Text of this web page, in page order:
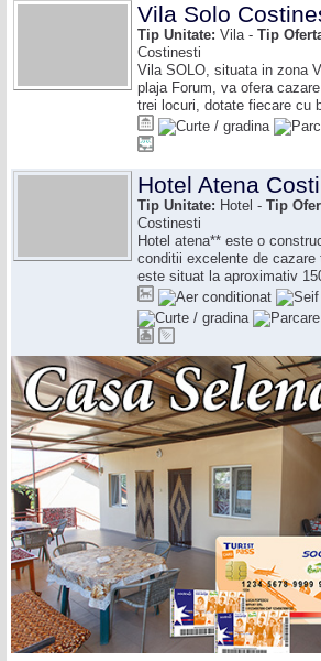
Vila Solo
Tip Unitate: Vila - Tip
Costinesti
Vila SOLO, situata in zona
plaja Forum, va ofera
trei locuri, dotate fiecare cu
Hotel Atena
Tip Unitate: Hotel - Tip
Costinesti
Hotel atena** este o
conditii excelente de
este situat la aproximativ